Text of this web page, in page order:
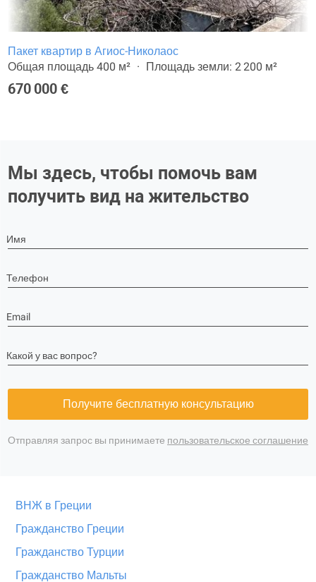
Пакет квартир в Агиос-Николаос
Общая площадь 400 м²
Площадь земли: 2 200 м²
670 000 €
Мы здесь, чтобы помочь вам
получить вид на жительство
Имя
Телефон
Email
Какой у вас вопрос?
Получите бесплатную консультацию
Отправляя запрос вы принимаете пользовательское соглашение
ВНЖ в Греции
Гражданство Греции
Гражданство Турции
Гражданство Мальты